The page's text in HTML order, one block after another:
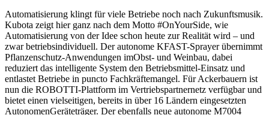
Automatisierung klingt für viele Betriebe noch nach Zukunftsmusik.
Kubota zeigt hier ganz nach dem Motto #OnYourSide, wie
Automatisierung von der Idee schon heute zur Realität wird – und
zwar betriebsindividuell. Der autonome KFAST-Sprayer übernimmt
Pflanzenschutz-Anwendungen imObst- und Weinbau, dabei
reduziert das intelligente System den Betriebsmittel-Einsatz und
entlastet Betriebe in puncto Fachkräftemangel. Für Ackerbauern ist
nun die ROBOTTI-Plattform im Vertriebspartnernetz verfügbar und
bietet einen vielseitigen, bereits in über 16 Ländern eingesetzten
AutonomenGeräteträger. Der ebenfalls neue autonome M7004